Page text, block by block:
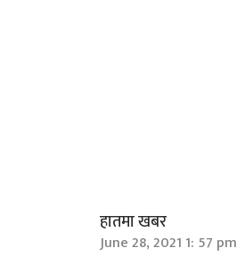
हातमा खबर
June 28, 2021 1: 57 pm